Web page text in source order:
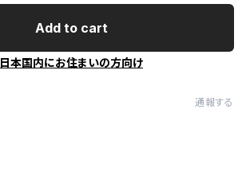
Add to cart
日本国内にお住まいの方向け
通報する